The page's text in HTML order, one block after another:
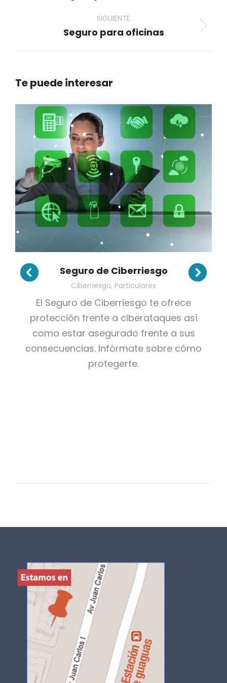
SIGUIENTE
Proyecto
Seguro para oficinas
Te puede interesar
Seguro de Ciberriesgo
Ciberriesgo, Particulares
El Seguro de Ciberriesgo te ofrece
protección frente a ciberataques así
como estar asegurado frente a sus
consecuencias. Infórmate sobre cómo
protegerte.